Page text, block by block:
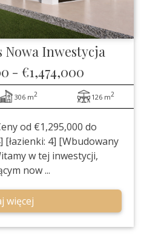
Nowa Inwestycja
- €1,474,000
306 m2 126 m2
od €1,295,000 do
[łazienki: 4] [Wbudowany
w tej inwestycji,
now ...
więcej